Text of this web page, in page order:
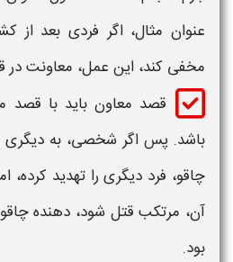
عنوان مثال، اگر فردی بعد از
مخفی کند، این عمل، معاونت در
قصد معاون باید با
باشد. پس اگر شخصی، به دیگری
چاقو، فرد دیگری را تهدید کرده،
آن، مرتکب قتل شود، دهنده
بود.